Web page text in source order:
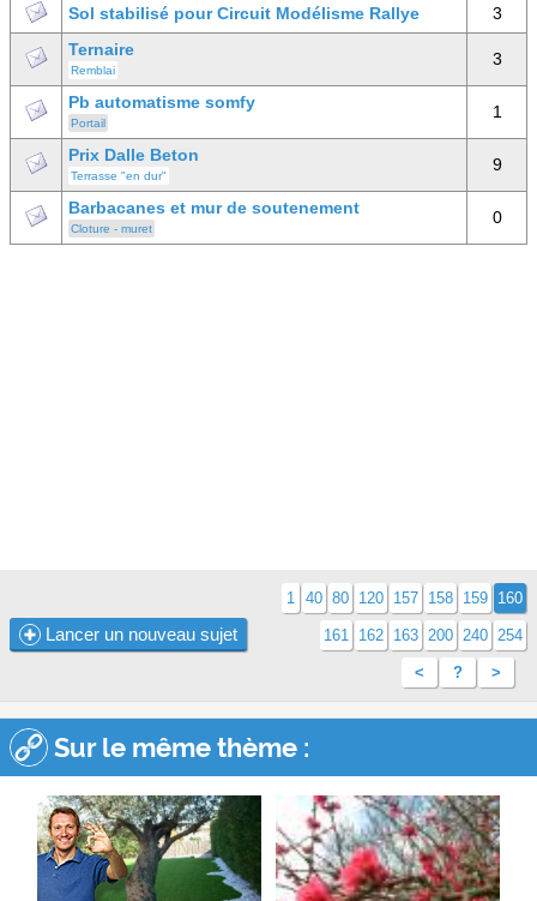
Sol stabilisé pour Circuit Modélisme Rallye
3
Ternaire
Remblai
3
Pb automatisme somfy
Portail
1
Prix Dalle Beton
Terrasse "en dur"
9
Barbacanes et mur de soutenement
Cloture - muret
0
Lancer un nouveau sujet
1 40 80 120 157 158 159 160
161 162 163 200 240 254
< ? >
Sur le même thème :